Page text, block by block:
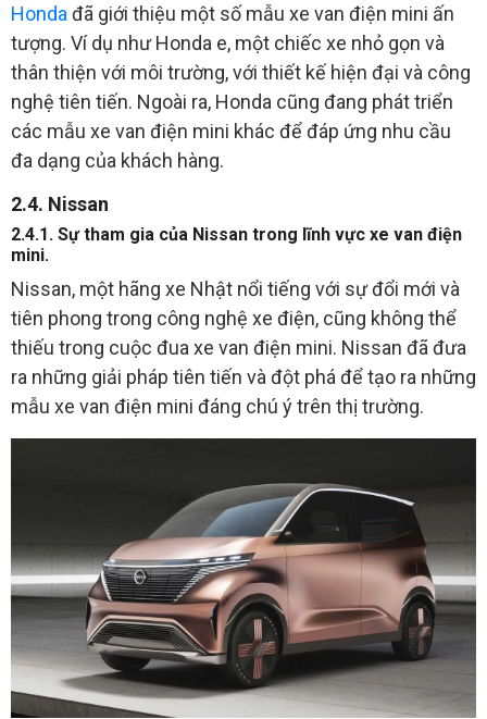
Honda đã giới thiệu một số mẫu xe van điện mini ấn
tượng. Ví dụ như Honda e, một chiếc xe nhỏ gọn và
thân thiện với môi trường, với thiết kế hiện đại và công
nghệ tiên tiến. Ngoài ra, Honda cũng đang phát triển
các mẫu xe van điện mini khác để đáp ứng nhu cầu
đa dạng của khách hàng.
2.4. Nissan
2.4.1. Sự tham gia của Nissan trong lĩnh vực xe van điện
mini.
Nissan, một hãng xe Nhật nổi tiếng với sự đổi mới và
tiên phong trong công nghệ xe điện, cũng không thể
thiếu trong cuộc đua xe van điện mini. Nissan đã đưa
ra những giải pháp tiên tiến và đột phá để tạo ra những
mẫu xe van điện mini đáng chú ý trên thị trường.